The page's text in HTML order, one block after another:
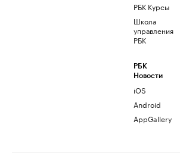
РБК Курсы
Школа
управления
РБК
РБК
Новости
iOS
Android
AppGallery